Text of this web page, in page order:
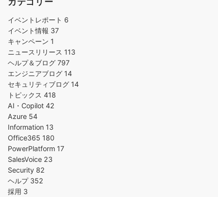
イベントレポート 6
イベント情報 37
キャンペーン 1
ニュースリリース 113
ヘルプ＆ブログ 797
エンジニアブログ 14
セキュリティブログ 14
トピックス 418
AI・Copilot 42
Azure 54
Information 13
Office365 180
PowerPlatform 17
SalesVoice 23
Security 82
ヘルプ 352
採用 3